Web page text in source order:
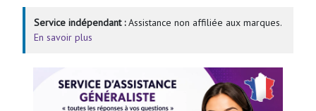
Service indépendant :Assistance non affiliée aux marques.
En savoir plus